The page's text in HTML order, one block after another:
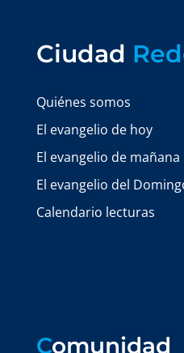
Ciudad
Quiénes somos
El evangelio de hoy
El evangelio de mañana
El evangelio del
Calendario lecturas
Comunidad